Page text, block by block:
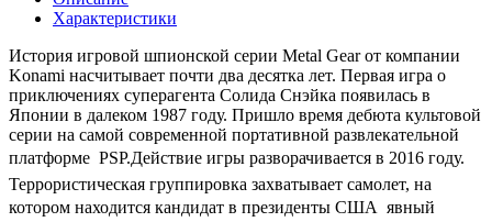
Характеристики
История игровой шпионской серии Metal Gear от компании
Konami насчитывает почти два десятка лет. Первая игра о
приключениях суперагента Солида Снэйка появилась в
Японии в далеком 1987 году. Пришло время дебюта культовой
серии на самой современной портативной развлекательной
платформе  PSP.Действие игры разворачивается в 2016 году.
Террористическая группировка захватывает самолет, на
котором находится кандидат в президенты США  явный